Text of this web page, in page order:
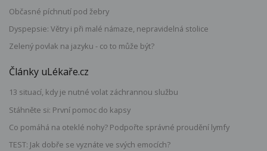
Občasné píchnutí pod žebry
Dyspepsie: Větry i při malé námaze, nepravidelná stolice
Zelený povlak na jazyku - co to může být?
Články uLékaře.cz
13 situací, kdy je nutné volat záchrannou službu
Stáhněte si: První pomoc do kapsy
Co pomáhá na oteklé nohy? Podpořte správné proudění lymfy
TEST: Jak dobře se vyznáte ve svých emocích?